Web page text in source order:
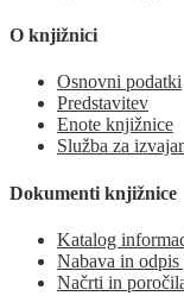
O knjižnici
Osnovni podatki
Predstavitev
Enote knjižnice
Služba za
Dokumenti knjižnice
Katalog
Nabava in odpis
Načrti in